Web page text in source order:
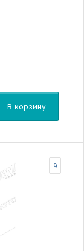
В корзину
9